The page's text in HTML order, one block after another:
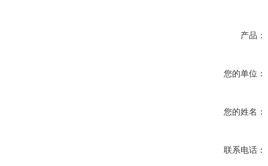
产品：
您的单位：
您的姓名：
联系电话：